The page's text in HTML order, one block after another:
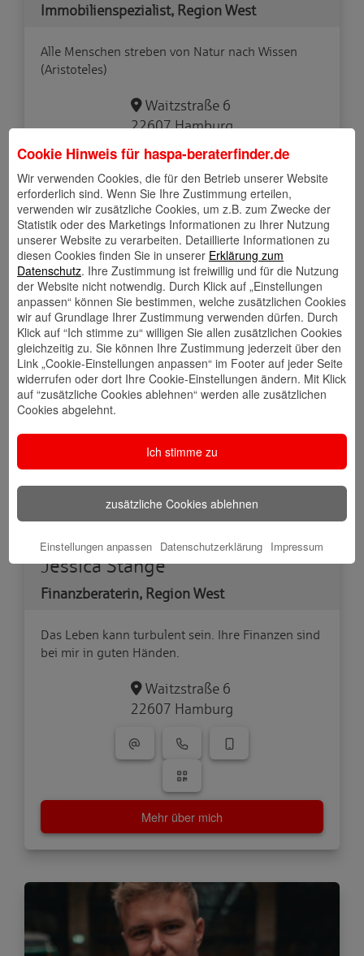
Immobilienspezialist, Region West
Alle Menschen streben von Natur nach Wissen
(Aristoteles)
Waitzstraße 6
22607 Hamburg
Mehr über mich
Jessica Stange
Finanzberaterin, Region West
Das Leben kann turbulent sein. Ihre Finanzen sind
bei mir in guten Händen.
Waitzstraße 6
22607 Hamburg
Mehr über mich
Cookie Hinweis für haspa-beraterfinder.de
Wir verwenden Cookies, die für den Betrieb unserer Website
erforderlich sind. Wenn Sie Ihre Zustimmung erteilen,
verwenden wir zusätzliche Cookies, um z.B. zum Zwecke der
Statistik oder des Marketings Informationen zu Ihrer Nutzung
unserer Website zu verarbeiten. Detaillierte Informationen zu
diesen Cookies finden Sie in unserer Erklärung zum
Datenschutz. Ihre Zustimmung ist freiwillig und für die Nutzung
der Website nicht notwendig. Durch Klick auf „Einstellungen
anpassen“ können Sie bestimmen, welche zusätzlichen Cookies
wir auf Grundlage Ihrer Zustimmung verwenden dürfen. Durch
Klick auf “Ich stimme zu“ willigen Sie allen zusätzlichen Cookies
gleichzeitig zu. Sie können Ihre Zustimmung jederzeit über den
Link „Cookie-Einstellungen anpassen“ im Footer auf jeder Seite
widerrufen oder dort Ihre Cookie-Einstellungen ändern. Mit Klick
auf “zusätzliche Cookies ablehnen“ werden alle zusätzlichen
Cookies abgelehnt.
Ich stimme zu
zusätzliche Cookies ablehnen
Einstellungen anpassen Datenschutzerklärung Impressum